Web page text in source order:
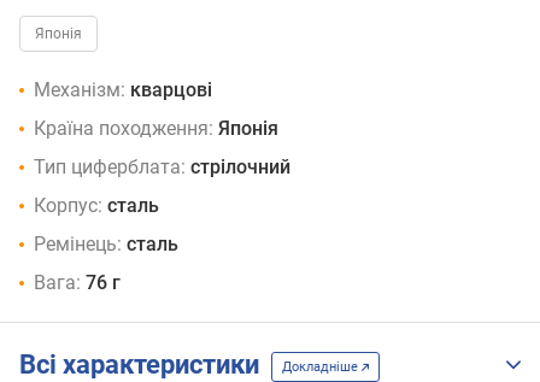
Японія
Механізм: кварцові
Країна походження: Японія
Тип циферблата: стрілочний
Корпус: сталь
Ремінець: сталь
Вага: 76 г
Всі характеристики Докладніше